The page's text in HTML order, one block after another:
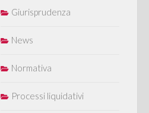
Giurisprudenza
News
Normativa
Processi liquidativi